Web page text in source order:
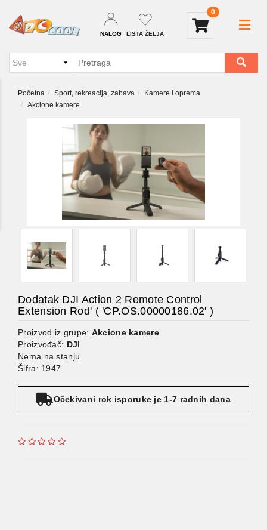
NALOG LISTA ŽELJA
0
Početna Sport, rekreacija, zabava
Kamere i oprema
Akcione kamere
Dodatak DJI Action 2 Remote Control
Extension Rod' ( 'CP.OS.00000186.02' )
Proizvod iz grupe: Akcione kamere
Proizvođač: DJI
Nema na stanju
Šifra: 1947
Očekivani rok isporuke je 1-7 radnih dana